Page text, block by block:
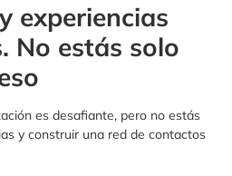
experiencias
No estás solo
es desafiante, pero no estás
y construir una red de contactos